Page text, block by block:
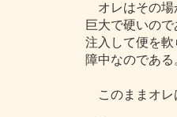
オレはその場
巨大で硬いの
注入して便を
障中なのであ
このままオレ